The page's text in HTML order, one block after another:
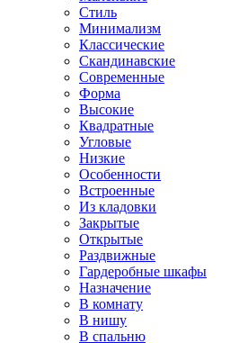
Стиль
Минимализм
Классические
Скандинавские
Современные
Форма
Высокие
Квадратные
Угловые
Низкие
Особенности
Встроенные
Из кладовки
Закрытые
Открытые
Раздвижные
Гардеробные шкафы
Назначение
В комнату
В нишу
В спальню